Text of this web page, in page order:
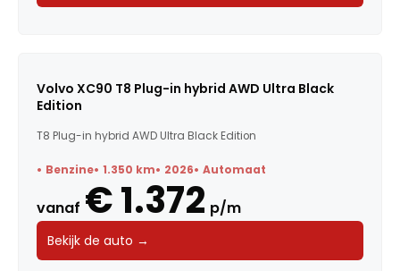
Volvo XC90 T8 Plug-in hybrid AWD Ultra Black
Edition
T8 Plug-in hybrid AWD Ultra Black Edition
Benzine 1.350 km 2026 Automaat
vanaf € 1.372 p/m
Bekijk de auto →